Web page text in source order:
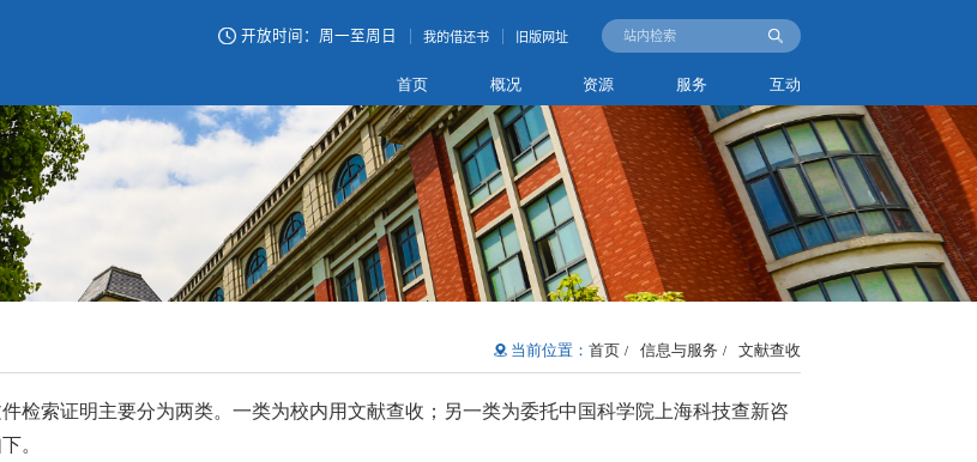
开放时间：周一至周日
借 还 书 ：8:00-21:45
我的借还书 旧版网址
首页 概况 资源 服务 互动
当前位置： 首页 / 信息与服务 / 文献查收
检索证明主要分为两类。一类为校内用文献查收 ；另一类为委托中国科学院上海科技查新咨
。